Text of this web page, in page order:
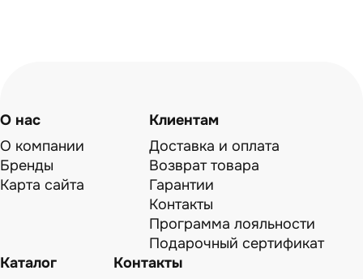
О нас
О компании
Бренды
Карта сайта
Клиентам
Доставка и оплата
Возврат товара
Гарантии
Контакты
Программа лояльности
Подарочный сертификат
Каталог
Контакты